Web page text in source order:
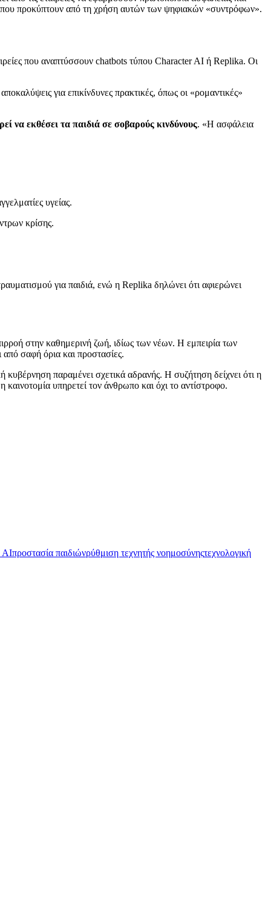
που προκύπτουν από τη χρήση αυτών των ψηφιακών «συντρόφων».
που αναπτύσσουν chatbots τύπου Character AI ή Replika. Οι
για επικίνδυνες πρακτικές, όπως οι «ρομαντικές»
να εκθέσει τα παιδιά σε σοβαρούς κινδύνους. «Η ασφάλεια
υγείας.
κρίσης.
για παιδιά, ενώ η Replika δηλώνει ότι αφιερώνει
στην καθημερινή ζωή, ιδίως των νέων. Η εμπειρία των
από σαφή όρια και προστασίες.
παραμένει σχετικά αδρανής. Η συζήτηση δείχνει ότι η
υπηρετεί τον άνθρωπο και όχι το αντίστροφο.
AIπροστασία παιδιώνρύθμιση τεχνητής νοημοσύνηςτεχνολογική